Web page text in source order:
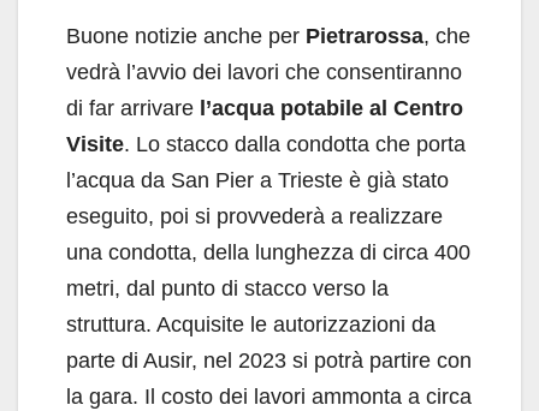
Buone notizie anche per Pietrarossa, che
vedrà l’avvio dei lavori che consentiranno
di far arrivare l’acqua potabile al Centro
Visite. Lo stacco dalla condotta che porta
l’acqua da San Pier a Trieste è già stato
eseguito, poi si provvederà a realizzare
una condotta, della lunghezza di circa 400
metri, dal punto di stacco verso la
struttura. Acquisite le autorizzazioni da
parte di Ausir, nel 2023 si potrà partire con
la gara. Il costo dei lavori ammonta a circa